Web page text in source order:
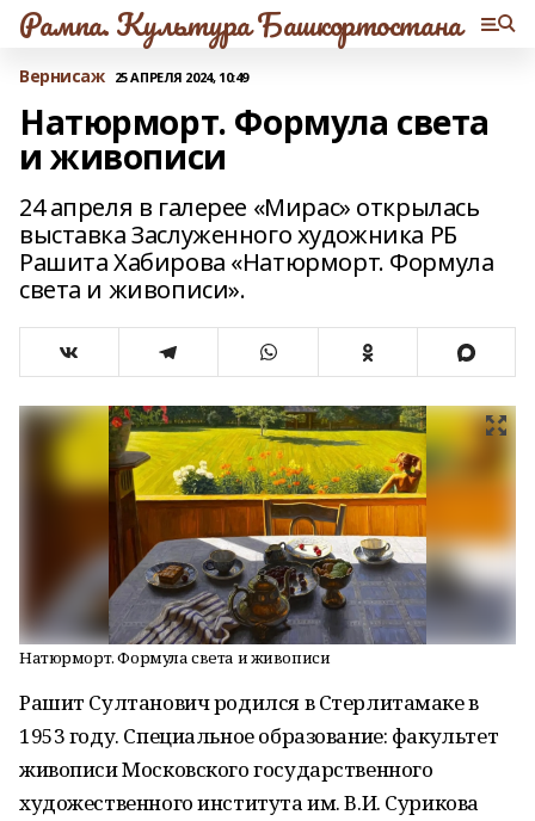
Рампа. Культура Башкортостана
Вернисаж 25 АПРЕЛЯ 2024, 10:49
Натюрморт. Формула света
и живописи
24 апреля в галерее «Мирас» открылась
выставка Заслуженного художника РБ
Рашита Хабирова «Натюрморт. Формула
света и живописи».
Натюрморт. Формула света и живописи
Рашит Султанович родился в Стерлитамаке в
1953 году. Специальное образование: факультет
живописи Московского государственного
художественного института им. В.И. Сурикова